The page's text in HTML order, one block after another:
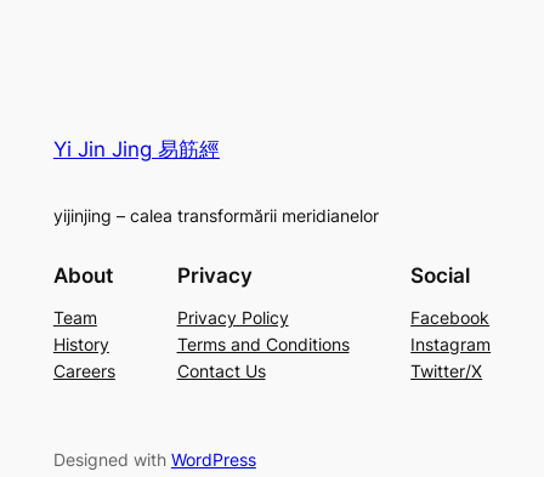
Yi Jin Jing 易筋經
yijinjing – calea transformării meridianelor
About
Team
History
Careers
Privacy
Privacy Policy
Terms and Conditions
Contact Us
Social
Facebook
Instagram
Twitter/X
Designed with WordPress